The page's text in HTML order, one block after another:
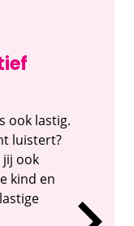
ook lastig.
luistert?
jij ook
kind en